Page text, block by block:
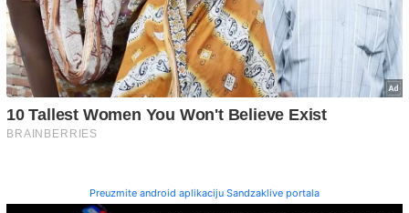
Preuzmite android aplikaciju Sandzaklive portala